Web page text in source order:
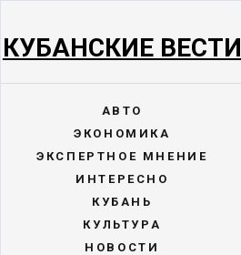
КУБАНСКИЕ ВЕСТИ
АВТО
ЭКОНОМИКА
ЭКСПЕРТНОЕ МНЕНИЕ
ИНТЕРЕСНО
КУБАНЬ
КУЛЬТУРА
НОВОСТИ